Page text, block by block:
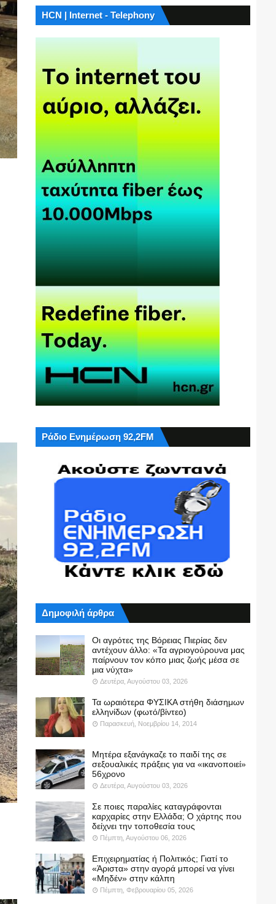
HCN | Internet - Telephony
Ράδιο Ενημέρωση 92,2FM
Δημοφιλή άρθρα
Οι αγρότες της Βόρειας Πιερίας δεν
αντέχουν άλλο: «Τα αγριογούρουνα μας
παίρνουν τον κόπο μιας ζωής μέσα σε
μια νύχτα»
Δευτέρα, Αυγούστου 03, 2026
Τα ωραιότερα ΦΥΣΙΚΑ στήθη διάσημων
ελληνίδων (φωτό/βίντεο)
Παρασκευή, Νοεμβρίου 14, 2014
Μητέρα εξανάγκαζε το παιδί της σε
σεξουαλικές πράξεις για να «ικανοποιεί»
56χρονο
Δευτέρα, Αυγούστου 03, 2026
Σε ποιες παραλίες καταγράφονται
καρχαρίες στην Ελλάδα; Ο χάρτης που
δείχνει την τοποθεσία τους
Πέμπτη, Αυγούστου 06, 2026
Επιχειρηματίας ή Πολιτικός; Γιατί το
«Άριστα» στην αγορά μπορεί να γίνει
«Μηδέν» στην κάλπη
Πέμπτη, Φεβρουαρίου 05, 2026